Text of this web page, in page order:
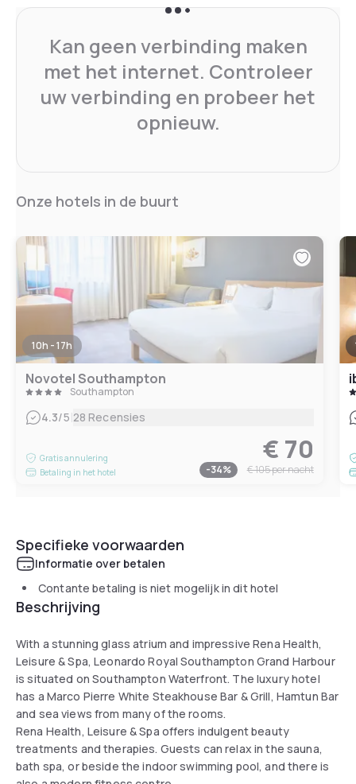
Kan geen verbinding maken
met het internet. Controleer
uw verbinding en probeer het
opnieuw.
Onze hotels in de buurt
10h - 17h
Novotel Southampton
Southampton
4.3/5|28 Recensies
Gratis annulering
Betaling in het hotel
€ 70
-34% € 105per nacht
Specifieke voorwaarden
Informatie over betalen
Contante betaling is niet mogelijk in dit hotel
Beschrijving
With a stunning glass atrium and impressive Rena Health,
Leisure & Spa, Leonardo Royal Southampton Grand Harbour
is situated on Southampton Waterfront. The luxury hotel
has a Marco Pierre White Steakhouse Bar & Grill, Hamtun Bar
and sea views from many of the rooms.
Rena Health, Leisure & Spa offers indulgent beauty
treatments and therapies. Guests can relax in the sauna,
bath spa, or beside the indoor swimming pool, and there is